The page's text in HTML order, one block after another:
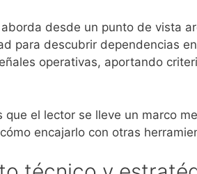
desde un punto de vista
para descubrir dependencias
operativas, aportando
que el lector se lleve un marco
encajarlo con otras